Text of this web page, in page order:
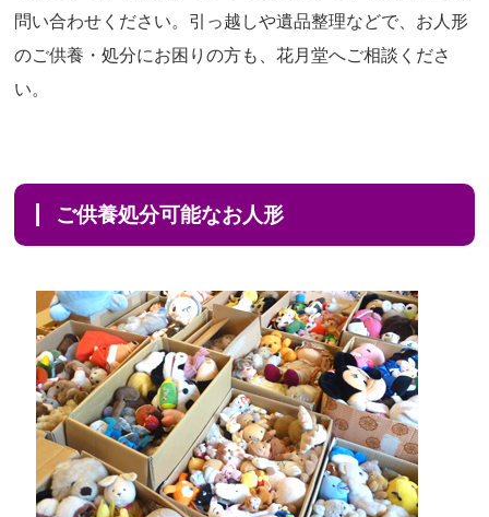
問い合わせください。引っ越しや遺品整理などで、お人形
のご供養・処分にお困りの方も、花月堂へご相談くださ
い。
ご供養処分可能なお人形